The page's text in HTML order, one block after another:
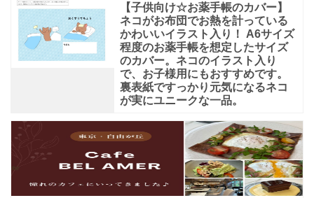
【子供向け☆お薬手帳のカバー】
ネコがお布団でお熱を計っている
かわいいイラスト入り！ A6サイズ
程度のお薬手帳を想定したサイズ
のカバー。ネコのイラスト入り
で、お子様用にもおすすめです。
裏表紙ですっかり元気になるネコ
が実にユニークな一品。